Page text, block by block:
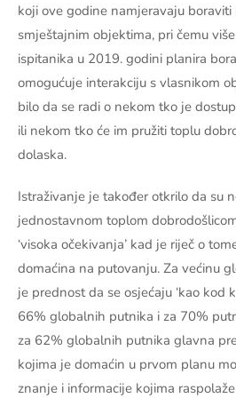
koji ove godine namjeravaju
smještajnim objektima, pri čemu
ispitanika u 2019. godini planira
omogućuje interakciju s vlasnikom
bilo da se radi o nekom tko je
ili nekom tko će im pružiti toplu
dolaska.
Istraživanje je također otkrilo da su
jednostavnom toplom
‘visoka očekivanja’ kad je riječ o
domaćina na putovanju. Za većinu
je prednost da se osjećaju ‘kao kod
66% globalnih putnika i za 70%
za 62% globalnih putnika glavna
kojima je domaćin u prvom planu
znanje i informacije kojima